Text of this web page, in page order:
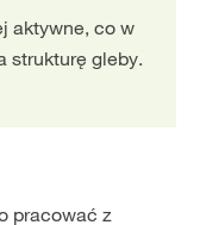
aktywne, co w
strukturę gleby.
pracować z